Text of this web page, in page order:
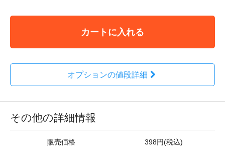
カートに入れる
オプションの値段詳細
その他の詳細情報
販売価格 398円(税込)